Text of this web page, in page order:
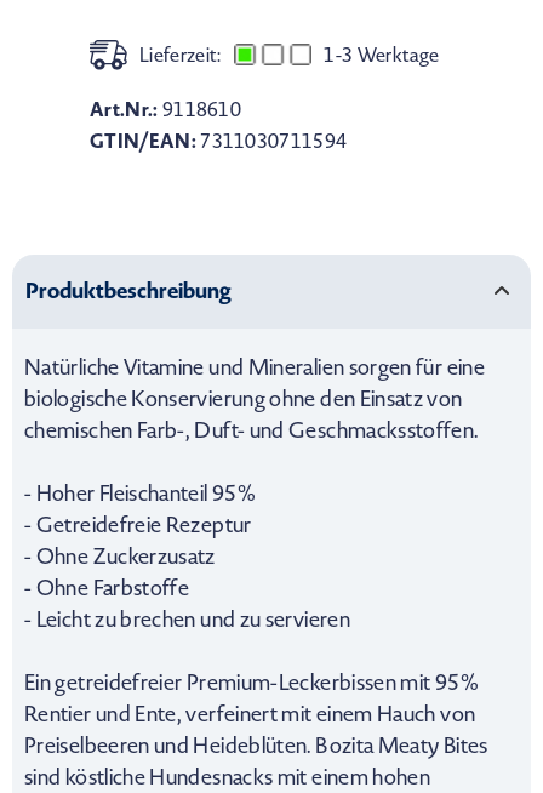
Lieferzeit: 1-3 Werktage
Art.Nr.:9118610
GTIN/EAN:7311030711594
Produktbeschreibung
Natürliche Vitamine und Mineralien sorgen für eine
biologische Konservierung ohne den Einsatz von
chemischen Farb-, Duft- und Geschmacksstoffen.
- Hoher Fleischanteil 95%
- Getreidefreie Rezeptur
- Ohne Zuckerzusatz
- Ohne Farbstoffe
- Leicht zu brechen und zu servieren
Ein getreidefreier Premium-Leckerbissen mit 95%
Rentier und Ente, verfeinert mit einem Hauch von
Preiselbeeren und Heideblüten. Bozita Meaty Bites
sind köstliche Hundesnacks mit einem hohen